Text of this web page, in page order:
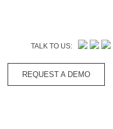
TALK TO US:
REQUEST A DEMO​